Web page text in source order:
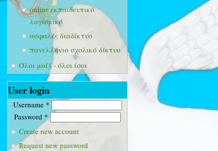
online εκπαιδευτικό
λογισμικό
ασφαλές διαδίκτυο
πανελλήνιο σχολικό δίκτυο
Όλοι μαζί - όλοι ίσοι
User login
Username *
Password *
Create new account
Request new password